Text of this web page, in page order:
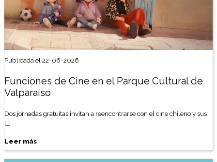
Publicada el 22-06-2026
Funciones de Cine en el Parque Cultural de
Valparaíso
Dos jornadas gratuitas invitan a reencontrarse con el cine chileno y sus
[…]
Leer más